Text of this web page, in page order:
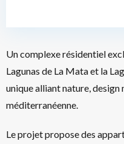
Un complexe résidentiel
Lagunas de La Mata et la
unique alliant nature,
méditerranéenne.
Le projet propose des